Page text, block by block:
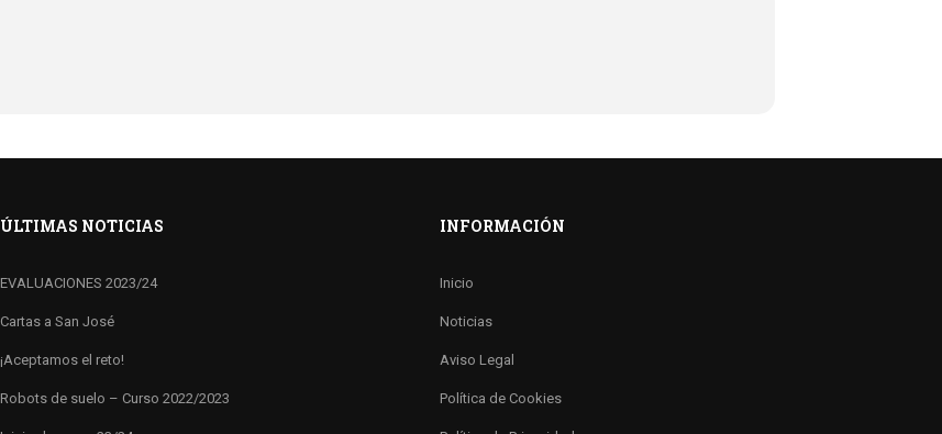
ÚLTIMAS NOTICIAS
EVALUACIONES 2023/24
Cartas a San José
¡Aceptamos el reto!
Robots de suelo – Curso 2022/2023
INFORMACIÓN
Inicio
Noticias
Aviso Legal
Política de Cookies